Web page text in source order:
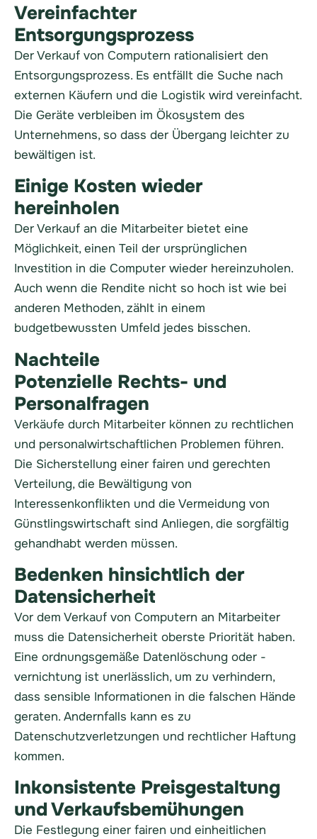
Vereinfachter
Entsorgungsprozess
Der Verkauf von Computern rationalisiert den
Entsorgungsprozess. Es entfällt die Suche nach
externen Käufern und die Logistik wird vereinfacht.
Die Geräte verbleiben im Ökosystem des
Unternehmens, so dass der Übergang leichter zu
bewältigen ist.
Einige Kosten wieder
hereinholen
Der Verkauf an die Mitarbeiter bietet eine
Möglichkeit, einen Teil der ursprünglichen
Investition in die Computer wieder hereinzuholen.
Auch wenn die Rendite nicht so hoch ist wie bei
anderen Methoden, zählt in einem
budgetbewussten Umfeld jedes bisschen.
Nachteile
Potenzielle Rechts- und
Personalfragen
Verkäufe durch Mitarbeiter können zu rechtlichen
und personalwirtschaftlichen Problemen führen.
Die Sicherstellung einer fairen und gerechten
Verteilung, die Bewältigung von
Interessenkonflikten und die Vermeidung von
Günstlingswirtschaft sind Anliegen, die sorgfältig
gehandhabt werden müssen.
Bedenken hinsichtlich der
Datensicherheit
Vor dem Verkauf von Computern an Mitarbeiter
muss die Datensicherheit oberste Priorität haben.
Eine ordnungsgemäße Datenlöschung oder -
vernichtung ist unerlässlich, um zu verhindern,
dass sensible Informationen in die falschen Hände
geraten. Andernfalls kann es zu
Datenschutzverletzungen und rechtlicher Haftung
kommen.
Inkonsistente Preisgestaltung
und Verkaufsbemühungen
Die Festlegung einer fairen und einheitlichen